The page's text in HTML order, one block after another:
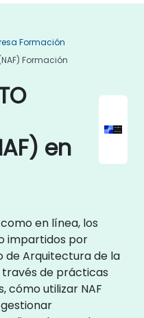
Formación
Formación
en
en línea, los
impartidos por
de Arquitectura de la
través de prácticas
cómo utilizar NAF